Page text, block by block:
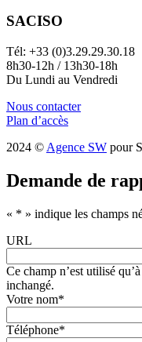
SACISO
Tél: +33 (0)3.29.29.30.18
8h30-12h / 13h30-18h
Du Lundi au Vendredi
Nous contacter
Plan d’accès
2024 © Agence SW pour
Demande de
« * » indique les champs
URL
Ce champ n’est utilisé
inchangé.
Votre nom*
Téléphone*